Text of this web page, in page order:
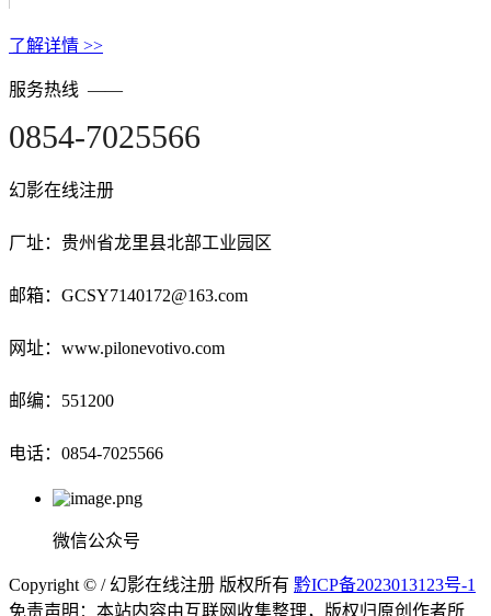
了解详情 >>
服务热线 ——
0854-7025566
幻影在线注册
厂址：贵州省龙里县北部工业园区
邮箱：GCSY7140172@163.com
网址：www.pilonevotivo.com
邮编：551200
电话：0854-7025566
微信公众号
Copyright © / 幻影在线注册 版权所有 黔ICP备2023013123号-1
免责声明：本站内容由互联网收集整理，版权归原创作者所